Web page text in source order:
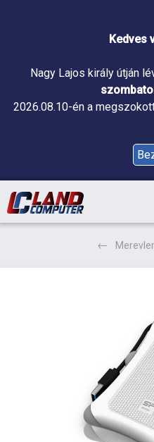
Kedves
Nagy Lajos király útján
2026.08.10-én a